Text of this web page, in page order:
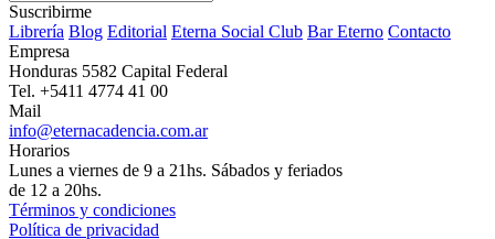
Suscribirme
Librería Blog Editorial Eterna Social Club Bar Eterno Contacto
Empresa
Honduras 5582 Capital Federal
Tel. +5411 4774 41 00
Mail
info@eternacadencia.com.ar
Horarios
Lunes a viernes de 9 a 21hs. Sábados y feriados
de 12 a 20hs.
Términos y condiciones
Política de privacidad